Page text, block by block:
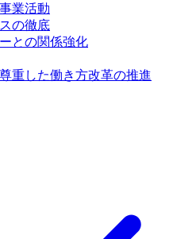
業活動
の徹底
との関係強化
重した働き方改革の推進